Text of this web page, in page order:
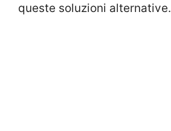
queste soluzioni alternative.